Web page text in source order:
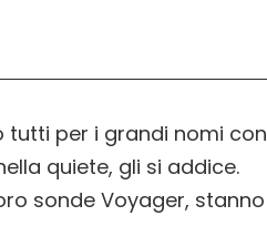
tutti per i grandi nomi con
quiete, gli si addice.
sonde Voyager, stanno